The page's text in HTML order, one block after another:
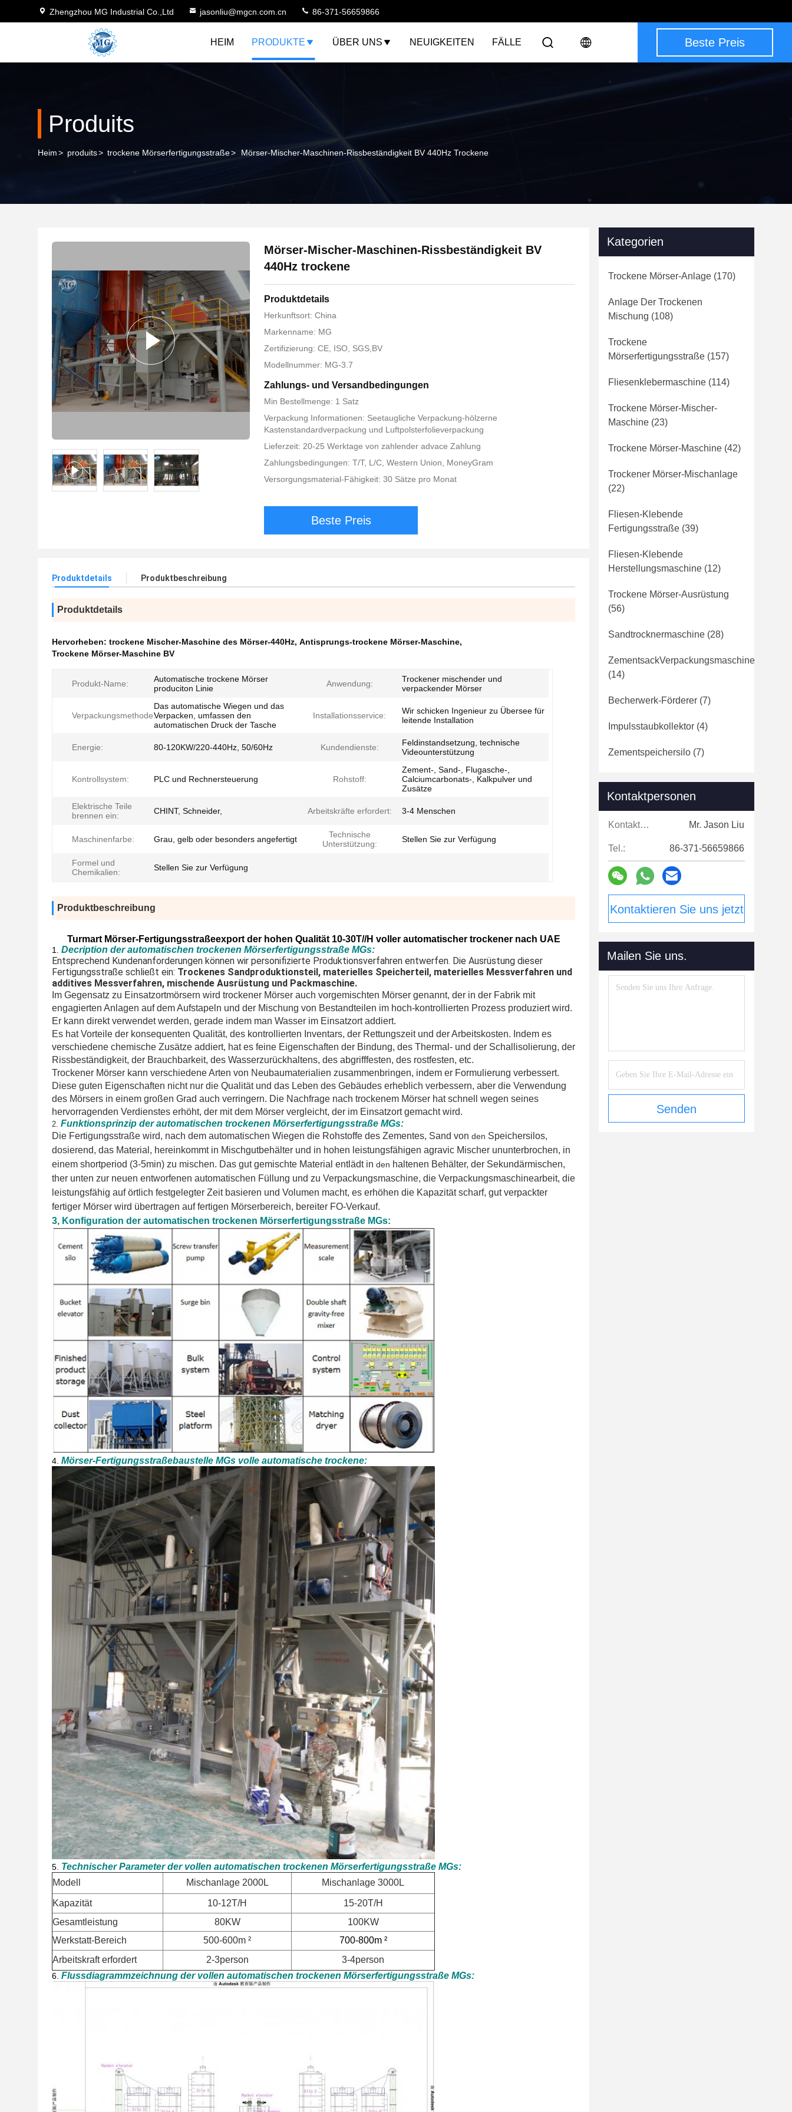
Zhengzhou MG Industrial Co.,Ltd jasonliu@mgcn.com.cn 86-371-56659866
HEIM PRODUKTE ÜBER UNS NEUIGKEITEN FÄLLE Beste Preis
Produits
Heim> produits> trockene Mörserfertigungsstraße> Mörser-Mischer-Maschinen-Rissbeständigkeit BV 440Hz Trockene
Mörser-Mischer-Maschinen-Rissbeständigkeit BV
440Hz trockene
Produktdetails
Herkunftsort: China
Markenname: MG
Zertifizierung: CE, ISO, SGS,BV
Modellnummer: MG-3.7
Zahlungs- und Versandbedingungen
Min Bestellmenge: 1 Satz
Verpackung Informationen: Seetaugliche Verpackung-hölzerne
Kastenstandardverpackung und Luftpolsterfolieverpackung
Lieferzeit: 20-25 Werktage von zahlender advace Zahlung
Zahlungsbedingungen: T/T, L/C, Western Union, MoneyGram
Versorgungsmaterial-Fähigkeit: 30 Sätze pro Monat
Beste Preis
Produktdetails Produktbeschreibung
Produktdetails
Hervorheben: trockene Mischer-Maschine des Mörser-440Hz, Antisprungs-trockene Mörser-Maschine,
Trockene Mörser-Maschine BV
Produkt-Name:
Automatische trockene Mörser
produciton Linie
Anwendung:
Trockener mischender und
verpackender Mörser
Verpackungsmethode:
Das automatische Wiegen und das
Verpacken, umfassen den
automatischen Druck der Tasche
Installationsservice:
Wir schicken Ingenieur zu Übersee für
leitende Installation
Energie: 80-120KW/220-440Hz, 50/60Hz Kundendienste:
Feldinstandsetzung, technische
Videounterstützung
Kontrollsystem: PLC und Rechnersteuerung Rohstoff:
Zement-, Sand-, Flugasche-,
Calciumcarbonats-, Kalkpulver und
Zusätze
Elektrische Teile
brennen ein:
CHINT, Schneider, Arbeitskräfte erfordert: 3-4 Menschen
Maschinenfarbe: Grau, gelb oder besonders angefertigt
Technische
Unterstützung:
Stellen Sie zur Verfügung
Formel und
Chemikalien:
Stellen Sie zur Verfügung
Produktbeschreibung
Turmart Mörser-Fertigungsstraßeexport der hohen Qualität 10-30T//H voller automatischer trockener nach UAE
1. Decription der automatischen trockenen Mörserfertigungsstraße MGs:
Entsprechend Kundenanforderungen können wir personifizierte Produktionsverfahren entwerfen. Die Ausrüstung dieser
Fertigungsstraße schließt ein: Trockenes Sandproduktionsteil, materielles Speicherteil, materielles Messverfahren und
additives Messverfahren, mischende Ausrüstung und Packmaschine.
Im Gegensatz zu Einsatzortmörsern wird trockener Mörser auch vorgemischten Mörser genannt, der in der Fabrik mit
engagierten Anlagen auf dem Aufstapeln und der Mischung von Bestandteilen im hoch-kontrollierten Prozess produziert wird.
Er kann direkt verwendet werden, gerade indem man Wasser im Einsatzort addiert.
Es hat Vorteile der konsequenten Qualität, des kontrollierten Inventars, der Rettungszeit und der Arbeitskosten. Indem es
verschiedene chemische Zusätze addiert, hat es feine Eigenschaften der Bindung, des Thermal- und der Schallisolierung, der
Rissbeständigkeit, der Brauchbarkeit, des Wasserzurückhaltens, des abgrifffesten, des rostfesten, etc.
Trockener Mörser kann verschiedene Arten von Neubaumaterialien zusammenbringen, indem er Formulierung verbessert.
Diese guten Eigenschaften nicht nur die Qualität und das Leben des Gebäudes erheblich verbessern, aber die Verwendung
des Mörsers in einem großen Grad auch verringern. Die Nachfrage nach trockenem Mörser hat schnell wegen seines
hervorragenden Verdienstes erhöht, der mit dem Mörser vergleicht, der im Einsatzort gemacht wird.
2. Funktionsprinzip der automatischen trockenen Mörserfertigungsstraße MGs:
Die Fertigungsstraße wird, nach dem automatischen Wiegen die Rohstoffe des Zementes, Sand von den Speichersilos,
dosierend, das Material, hereinkommt in Mischgutbehälter und in hohen leistungsfähigen agravic Mischer ununterbrochen, in
einem shortperiod (3-5min) zu mischen. Das gut gemischte Material entlädt in den haltenen Behälter, der Sekundärmischen,
ther unten zur neuen entworfenen automatischen Füllung und zu Verpackungsmaschine, die Verpackungsmaschinearbeit, die
leistungsfähig auf örtlich festgelegter Zeit basieren und Volumen macht, es erhöhen die Kapazität scharf, gut verpackter
fertiger Mörser wird übertragen auf fertigen Mörserbereich, bereiter FO-Verkauf.
3, Konfiguration der automatischen trockenen Mörserfertigungsstraße MGs:
4. Mörser-Fertigungsstraßebaustelle MGs volle automatische trockene:
5. Technischer Parameter der vollen automatischen trockenen Mörserfertigungsstraße MGs:
Modell
Mischanlage 2000L Mischanlage 3000L
Kapazität 10-12T/H
15-20T/H
Gesamtleistung
80KW
100KW
Werkstatt-Bereich
500-600m ²
700-800m ²
Arbeitskraft erfordert
2-3person 3-4person
6. Flussdiagrammzeichnung der vollen automatischen trockenen Mörserfertigungsstraße MGs:
Kategorien
Trockene Mörser-Anlage (170)
Anlage Der Trockenen
Mischung (108)
Trockene
Mörserfertigungsstraße (157)
Fliesenklebermaschine (114)
Trockene Mörser-Mischer-
Maschine (23)
Trockene Mörser-Maschine (42)
Trockener Mörser-Mischanlage
(22)
Fliesen-Klebende
Fertigungsstraße (39)
Fliesen-Klebende
Herstellungsmaschine (12)
Trockene Mörser-Ausrüstung
(56)
Sandtrocknermaschine (28)
ZementsackVerpackungsmaschine
(14)
Becherwerk-Förderer (7)
Impulsstaubkollektor (4)
Zementspeichersilo (7)
Kontaktpersonen
Kontaktpersonen: Mr. Jason Liu
Tel.: 86-371-56659866
Kontaktieren Sie uns jetzt
Mailen Sie uns.
Senden